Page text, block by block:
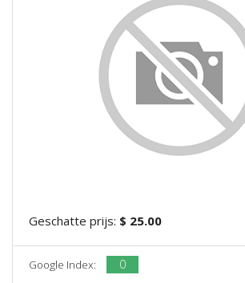
Geschatte prijs: $ 25.00
Google Index: 0